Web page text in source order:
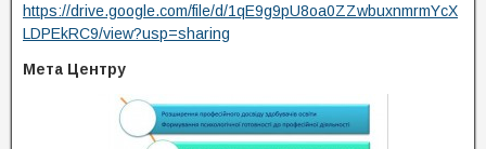
https://drive.google.com/file/d/1qE9g9pU8oa0ZZwbuxnmrmYcX
LDPEkRC9/view?usp=sharing
Мета Центру